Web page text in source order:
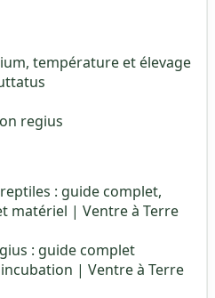
température et élevage
regius
: guide complet,
matériel | Ventre à Terre
: guide complet
| Ventre à Terre